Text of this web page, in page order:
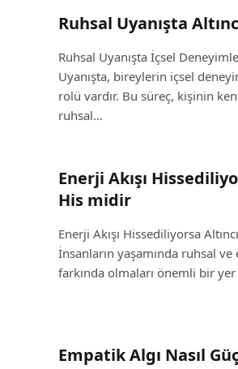
Ruhsal Uyanışta
Ruhsal Uyanışta İçsel
Uyanışta, bireylerin içsel
rolü vardır. Bu süreç, kişinin
ruhsal…
Enerji Akışı
His midir
Enerji Akışı Hissediliyorsa
İnsanların yaşamında ruhsal
farkında olmaları önemli bir
Empatik Algı Nasıl